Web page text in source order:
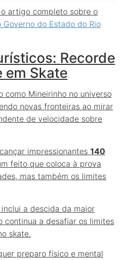
artigo completo sobre o
do Estado do Rio
Recorde
em Skate
como Mineirinho no universo
novas fronteiras ao mirar
de velocidade sobre
impressionantes 140
feito que coloca à prova
mas também os limites
a descida da maior
continua a desafiar os limites
skate.
preparo físico e mental